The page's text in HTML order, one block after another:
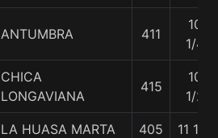
ANTUMBRA 411
10
1/4
CHICA
LONGAVIANA
415
10
1/2
LA HUASA MARTA 405 11 1/2